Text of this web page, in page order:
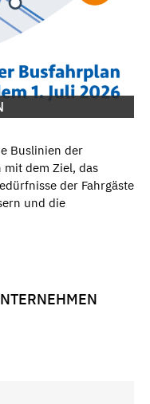
Buslinien der
mit dem Ziel, das
der Fahrgäste
und die